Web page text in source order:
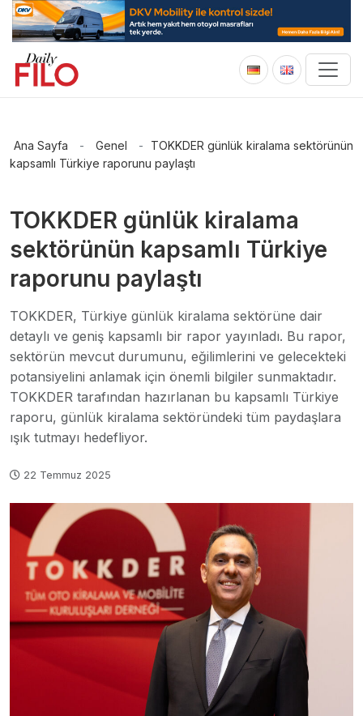
Ana Sayfa - Genel -
TOKKDER günlük kiralama sektörünün
kapsamlı Türkiye raporunu paylaştı
TOKKDER günlük kiralama
sektörünün kapsamlı Türkiye
raporunu paylaştı
TOKKDER, Türkiye günlük kiralama sektörüne dair
detaylı ve geniş kapsamlı bir rapor yayınladı. Bu rapor,
sektörün mevcut durumunu, eğilimlerini ve gelecekteki
potansiyelini anlamak için önemli bilgiler sunmaktadır.
TOKKDER tarafından hazırlanan bu kapsamlı Türkiye
raporu, günlük kiralama sektöründeki tüm paydaşlara
ışık tutmayı hedefliyor.
22 Temmuz 2025